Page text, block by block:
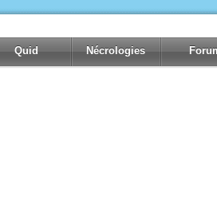
Quid Nécrologies